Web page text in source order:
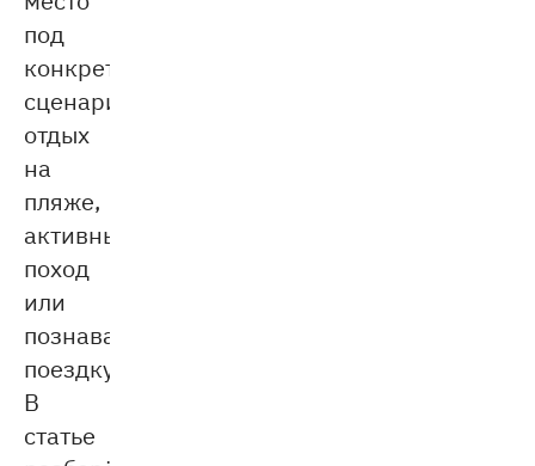
под
конкретный
сценарий:
отдых
на
пляже,
активный
поход
или
познавательную
поездку.
В
статье